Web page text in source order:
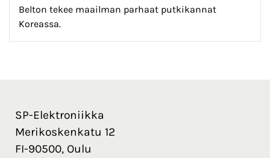
Belton tekee maailman parhaat putkikannat
Koreassa.
SP-Elektroniikka
Merikoskenkatu 12
FI-90500, Oulu